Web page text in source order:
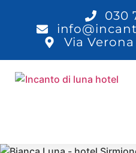
030
Via